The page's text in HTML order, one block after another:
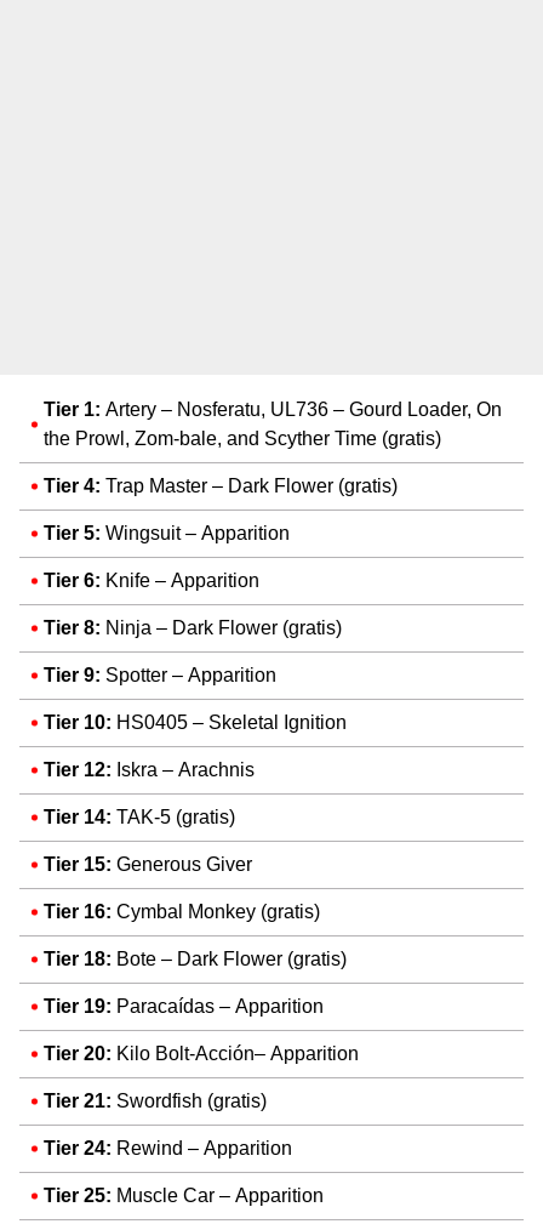
Tier 1: Artery – Nosferatu, UL736 – Gourd Loader, On
the Prowl, Zom-bale, and Scyther Time (gratis)
Tier 4: Trap Master – Dark Flower (gratis)
Tier 5: Wingsuit – Apparition
Tier 6: Knife – Apparition
Tier 8: Ninja – Dark Flower (gratis)
Tier 9: Spotter – Apparition
Tier 10: HS0405 – Skeletal Ignition
Tier 12: Iskra – Arachnis
Tier 14: TAK-5 (gratis)
Tier 15: Generous Giver
Tier 16: Cymbal Monkey (gratis)
Tier 18: Bote – Dark Flower (gratis)
Tier 19: Paracaídas – Apparition
Tier 20: Kilo Bolt-Acción– Apparition
Tier 21: Swordfish (gratis)
Tier 24: Rewind – Apparition
Tier 25: Muscle Car – Apparition